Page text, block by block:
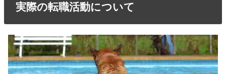
実際の転職活動について